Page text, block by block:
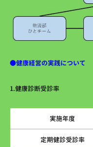
●健康経営の実践について
1.健康診断受診率
実施年度
定期健診受診率